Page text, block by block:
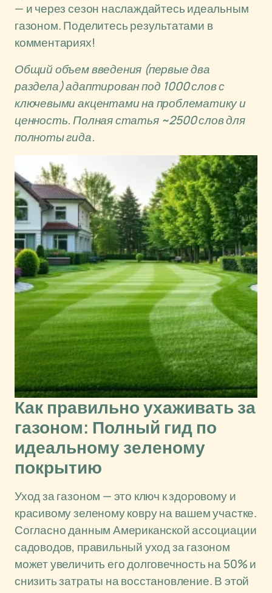
— и через сезон наслаждайтесь идеальным
газоном. Поделитесь результатами в
комментариях!
Общий объем введения (первые два
раздела) адаптирован под 1000 слов с
ключевыми акцентами на проблематику и
ценность. Полная статья ~2500 слов для
полноты гида.
Как правильно ухаживать за
газоном: Полный гид по
идеальному зеленому
покрытию
Уход за газоном — это ключ к здоровому и
красивому зеленому ковру на вашем участке.
Согласно данным Американской ассоциации
садоводов, правильный уход за газоном
может увеличить его долговечность на 50% и
снизить затраты на восстановление. В этой